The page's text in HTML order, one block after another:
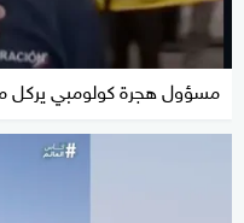
مسؤول هجرة كولومبي يركل